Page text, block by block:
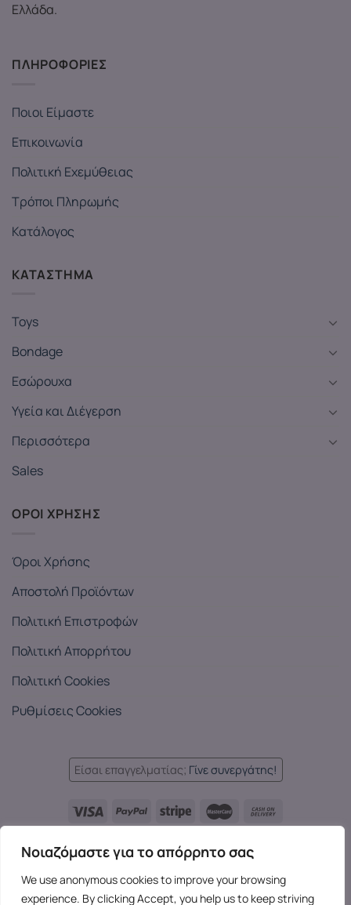
Νοιαζόμαστε για το απόρρητο σας
We use anonymous cookies to improve your browsing
experience. By clicking Accept, you help us to keep striving
Ελλάδα.
ΠΛΗΡΟΦΟΡΙΕΣ
Ποιοι Είμαστε
Επικοινωνία
Πολιτική Εχεμύθειας
Τρόποι Πληρωμής
Κατάλογος
ΚΑΤΑΣΤΗΜΑ
Toys
Bondage
Εσώρουχα
Υγεία και Διέγερση
Περισσότερα
Sales
ΟΡΟΙ ΧΡΗΣΗΣ
Όροι Χρήσης
Αποστολή Προϊόντων
Πολιτική Επιστροφών
Πολιτική Απορρήτου
Πολιτική Cookies
Ρυθμίσεις Cookies
Είσαι επαγγελματίας; Γίνε συνεργάτης!
Languages: